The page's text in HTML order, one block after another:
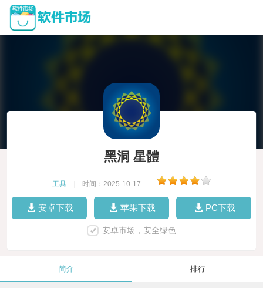
黑洞 星體
工具 时间：2025-10-17
安卓下载 苹果下载 PC下载
安卓市场，安全绿色
简介 排行